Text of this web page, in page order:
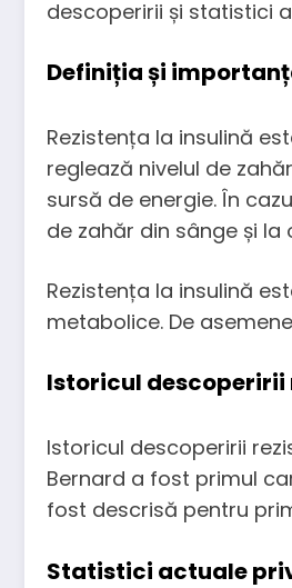
descoperirii și statistici
Definiția și
Rezistența la insulină
reglează nivelul de
sursă de energie. În
de zahăr din sânge și
Rezistența la insulină
metabolice. De
Istoricul descoperirii
Istoricul descoperirii
Bernard a fost primul
fost descrisă pentru
Statistici actuale